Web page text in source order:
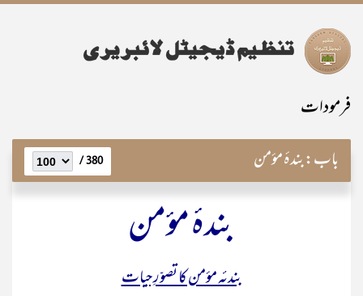
فرمودات
باب:بندۂ مؤمن 380 /
بندۂ مؤمن
بندئہ مؤمن کا تصوّرِحیات